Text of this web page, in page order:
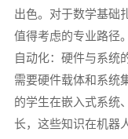
出色。对于数学基础
值得考虑的专业路径
自动化：硬件与系统
需要硬件载体和系统
的学生在嵌入式系统
长，这些知识在机器